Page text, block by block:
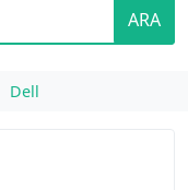
ARA
Dell